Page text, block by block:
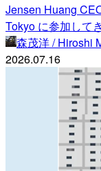
Jensen Huang
Tokyo に参加して
森茂洋 / Hiroshi
2026.07.16